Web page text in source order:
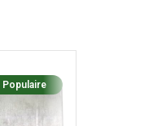
Populaire